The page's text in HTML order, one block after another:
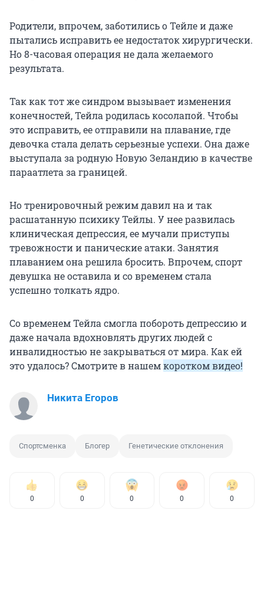
Родители, впрочем, заботились о Тейле и даже
пытались исправить ее недостаток хирургически.
Но 8-часовая операция не дала желаемого
результата.
Так как тот же синдром вызывает изменения
конечностей, Тейла родилась косолапой. Чтобы
это исправить, ее отправили на плавание, где
девочка стала делать серьезные успехи. Она даже
выступала за родную Новую Зеландию в качестве
параатлета за границей.
Но тренировочный режим давил на и так
расшатанную психику Тейлы. У нее развилась
клиническая депрессия, ее мучали приступы
тревожности и панические атаки. Занятия
плаванием она решила бросить. Впрочем, спорт
девушка не оставила и со временем стала
успешно толкать ядро.
Со временем Тейла смогла побороть депрессию и
даже начала вдохновлять других людей с
инвалидностью не закрываться от мира. Как ей
это удалось? Смотрите в нашемкоротком видео!
Никита Егоров
Спортсменка Блогер Генетические отклонения
0 0 0 0 0